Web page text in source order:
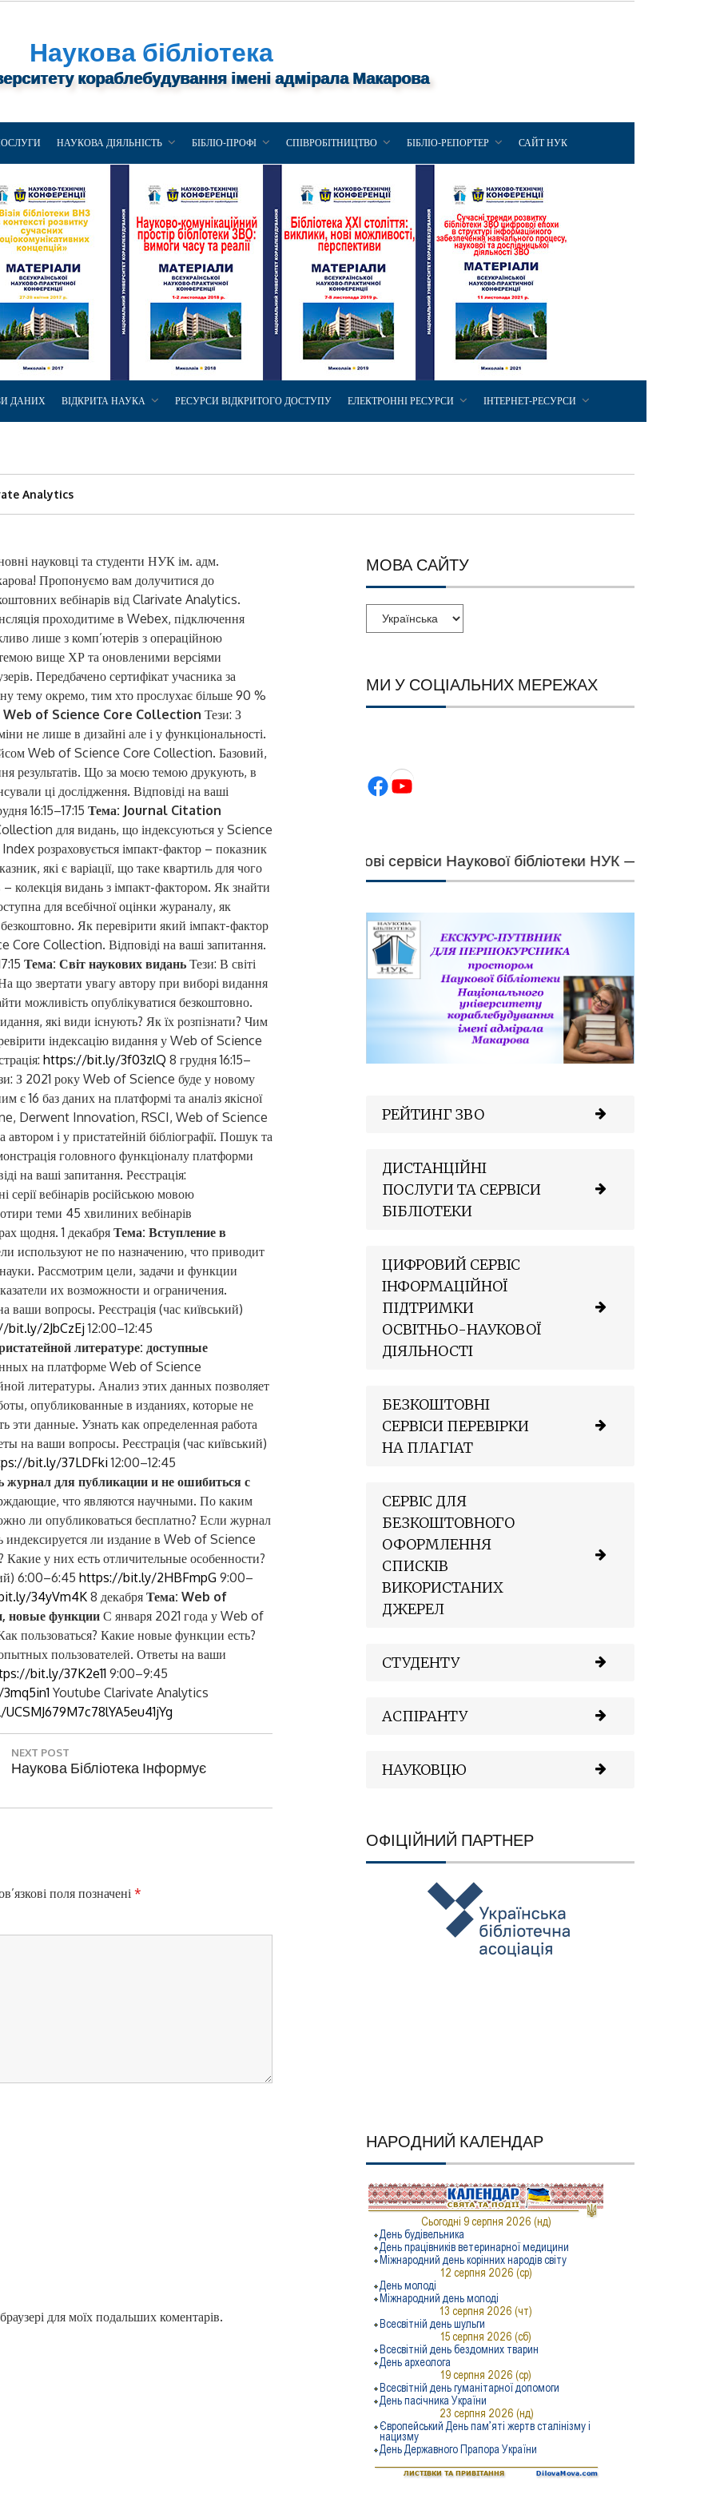
Наукова бібліотека
кораблебудування імені адмірала Макарова
НАУКОВА ДІЯЛЬНІСТЬ БІБЛІО-ПРОФІ СПІВРОБІТНИЦТВО БІБЛІО-РЕПОРТЕР САЙТ НУК
ДАНИХ ВІДКРИТА НАУКА РЕСУРСИ ВІДКРИТОГО ДОСТУПУ ЕЛЕКТРОННІ РЕСУРСИ ІНТЕРНЕТ-РЕСУРСИ
Analytics
науковці та студенти НУК ім. адм.
Пропонуємо вам долучитися до
вебінарів від Clarivate Analytics.
проходитиме в Webex, підключення
лише з комп’ютерів з операційною
вище ХР та оновленими версіями
Передбачено сертифікат учасника за
тему окремо, тим хто прослухає більше 90 %
Web of Science Core Collection Тези: З
не лише в дизайні але і у функціональності.
Web of Science Core Collection. Базовий,
результатів. Що за моєю темою друкують, в
ці дослідження. Відповіді на ваші
16:15–17:15 Тема: Journal Citation
для видань, що індексуються у Science
розраховується імпакт-фактор – показник
які є варіації, що таке квартиль для чого
видань з імпакт-фактором. Як знайти
для всебічної оцінки жураналу, як
Як перевірити який імпакт-фактор
Core Collection. Відповіді на ваші запитання.
Тема: Світ наукових видань Тези: В світі
що звертати увагу автору при виборі видання
можливість опублікуватися безкоштовно.
які види існують? Як їх розпізнати? Чим
індексацію видання у Web of Science
https://bit.ly/3f03zlQ 8 грудня 16:15–
З 2021 року Web of Science буде у новому
є 16 баз даних на платформі та аналіз якісної
Derwent Innovation, RSCI, Web of Science
і у пристатейній бібліографії. Пошук та
головного функціоналу платформи
на ваші запитання. Реєстрація:
вебінарів російською мовою
теми 45 хвилиних вебінарів
щодня. 1 декабря Тема: Вступление в
используют не по назначению, что приводит
Рассмотрим цели, задачи и функции
их возможности и ограничения.
вопросы. Реєстрація (час київський)
bit.ly/2JbCzEj12:00–12:45
литературе: доступные
на платформе Web of Science
литературы. Анализ этих данных позволяет
опубликованные в изданиях, которые не
данные. Узнать как определенная работа
на ваши вопросы. Реєстрація (час київський)
bit.ly/37LDFki12:00–12:45
журнал для публикации и не ошибиться с
что являются научными. По каким
ли опубликоваться бесплатно? Если журнал
индексируется ли издание в Web of Science
у них есть отличительные особенности?
6:00–6:45 https://bit.ly/2HBFmpG 9:00–
34yVm4K 8 декабря Тема: Web of
новые функции С января 2021 года у Web of
пользоваться? Какие новые функции есть?
пользователей. Ответы на ваши
bit.ly/37K2e119:00–9:45
Youtube Clarivate Analytics
NEXT POST
N
T
Наукова Бібліотека Інформує
поля позначені *
для моїх подальших коментарів.
МОВА САЙТУ
МИ У СОЦІАЛЬНИХ МЕРЕЖАХ
Facebook YouTube
Цифрові сервіси Наукової бібліотеки НУК — швидкий
РЕЙТИНГ ЗВО
ДИСТАНЦІЙНІ
ПОСЛУГИ ТА СЕРВІСИ
БІБЛІОТЕКИ
ЦИФРОВИЙ СЕРВІС
ІНФОРМАЦІЙНОЇ
ПІДТРИМКИ
ОСВІТНЬО-НАУКОВОЇ
ДІЯЛЬНОСТІ
БЕЗКОШТОВНІ
СЕРВІСИ ПЕРЕВІРКИ
НА ПЛАГІАТ
СЕРВІС ДЛЯ
БЕЗКОШТОВНОГО
ОФОРМЛЕННЯ
СПИСКІВ
ВИКОРИСТАНИХ
ДЖЕРЕЛ
СТУДЕНТУ
АСПІРАНТУ
НАУКОВЦЮ
ОФІЦІЙНИЙ ПАРТНЕР
НАРОДНИЙ КАЛЕНДАР